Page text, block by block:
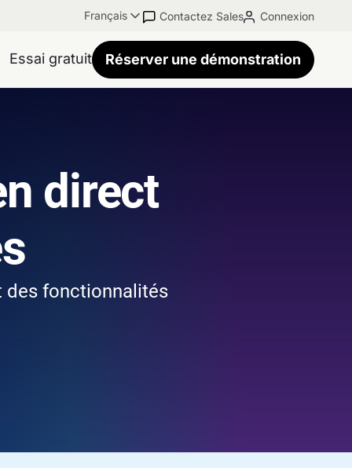
Français Contactez Sales Connexion
Essai gratuit Réserver une démonstration
direct
des fonctionnalités